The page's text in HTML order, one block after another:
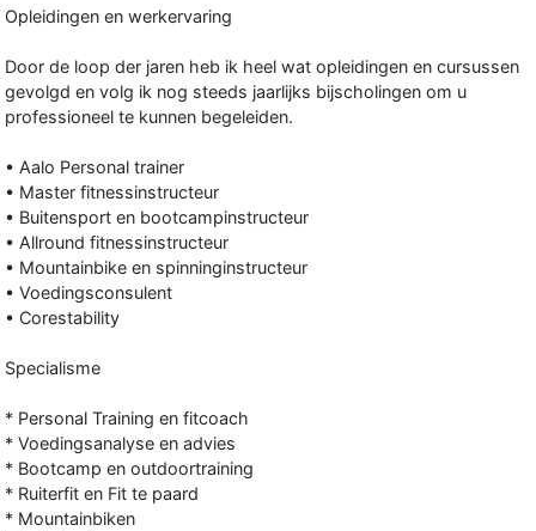
Opleidingen en werkervaring
Door de loop der jaren heb ik heel wat opleidingen en cursussen
gevolgd en volg ik nog steeds jaarlijks bijscholingen om u
professioneel te kunnen begeleiden.
• Aalo Personal trainer
• Master fitnessinstructeur
• Buitensport en bootcampinstructeur
• Allround fitnessinstructeur
• Mountainbike en spinninginstructeur
• Voedingsconsulent
• Corestability
Specialisme
* Personal Training en fitcoach
* Voedingsanalyse en advies
* Bootcamp en outdoortraining
* Ruiterfit en Fit te paard
* Mountainbiken